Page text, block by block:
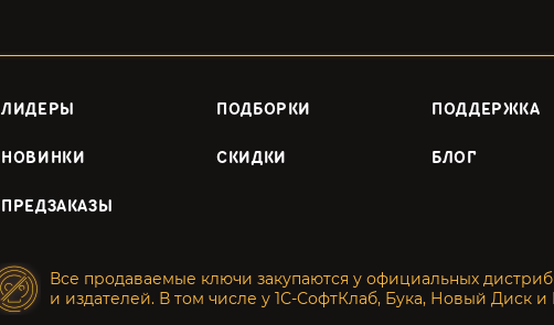
ЛИДЕРЫ ПОДБОРКИ ПОДДЕРЖКА
НОВИНКИ СКИДКИ БЛОГ
ПРЕДЗАКАЗЫ
Все продаваемые ключи закупаются у официальных
и издателей. В том числе у 1С-СофтКлаб, Бука, Новый Диск и